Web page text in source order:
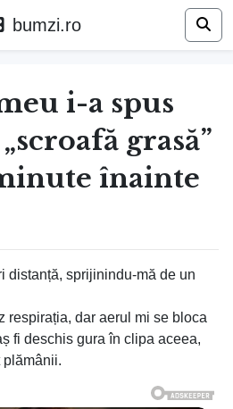
bumzi.ro
i-a spus
grasă”
înainte
distanță, sprijinindu-mă de un
respirația, dar aerul mi se bloca
fi deschis gura în clipa aceea,
plămânii.